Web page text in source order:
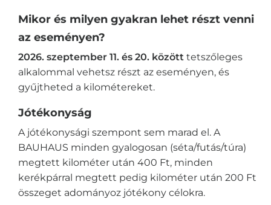
Mikor és milyen gyakran lehet részt venni
az eseményen?
2026. szeptember 11. és 20. között tetszőleges
alkalommal vehetsz részt az eseményen, és
gyűjtheted a kilométereket.
Jótékonyság
A jótékonysági szempont sem marad el. A
BAUHAUS minden gyalogosan (séta/futás/túra)
megtett kilométer után 400 Ft, minden
kerékpárral megtett pedig kilométer után 200 Ft
összeget adományoz jótékony célokra.